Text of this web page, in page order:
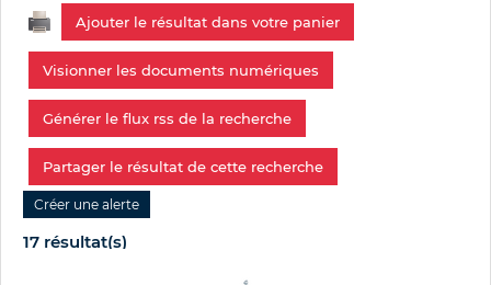
Ajouter le résultat dans votre panier
Visionner les documents numériques
Générer le flux rss de la recherche
Partager le résultat de cette recherche
17 résultat(s)